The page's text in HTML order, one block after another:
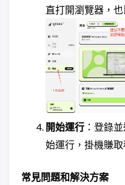
直打開瀏覽器，
開始運行 ：登錄
始運行，掛機賺取
常見問題和解決方案